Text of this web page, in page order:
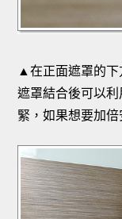
▲在正面遮罩的下
遮罩結合後可以
緊，如果想要加